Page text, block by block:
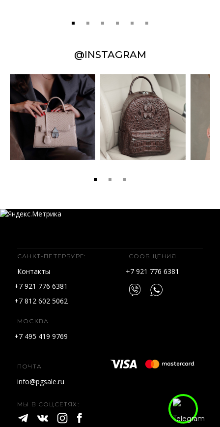
@INSTAGRAM
САНКТ-ПЕТЕРБУРГ:
Контакты
+7 921 776 6381
+7 812 602 5062
МОСКВА
+7 495 419 9769
СООБЩЕНИЯ
+7 921 776 6381
ПОЧТА
info@pgsale.ru
МЫ В СОЦСЕТЯХ: